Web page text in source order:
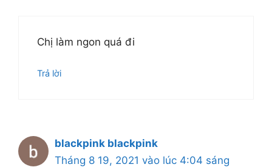
Chị làm ngon quá đi
Trả lời
blackpink blackpink
Tháng 8 19, 2021 vào lúc 4:04 sáng